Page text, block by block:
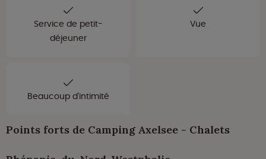
Service de petit-
déjeuner
Vue
Beaucoup d'intimité
Points forts de Camping Axelsee - Chalets